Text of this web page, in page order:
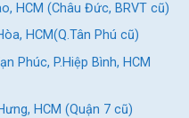
HCM (Châu Đức, BRVT cũ)
HCM(Q.Tân Phú cũ)
Phúc, P.Hiệp Bình, HCM
HCM (Quận 7 cũ)